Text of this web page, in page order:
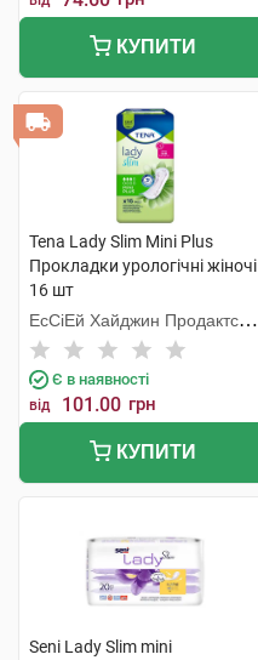
КУПИТИ
Tena Lady Slim Mini Plus
Прокладки урологічні жіночі
16 шт
ЕсСіЕй Хайджин Продактс
Хугезанд
Є в наявності
від 101.00 грн
КУПИТИ
Seni Lady Slim mini